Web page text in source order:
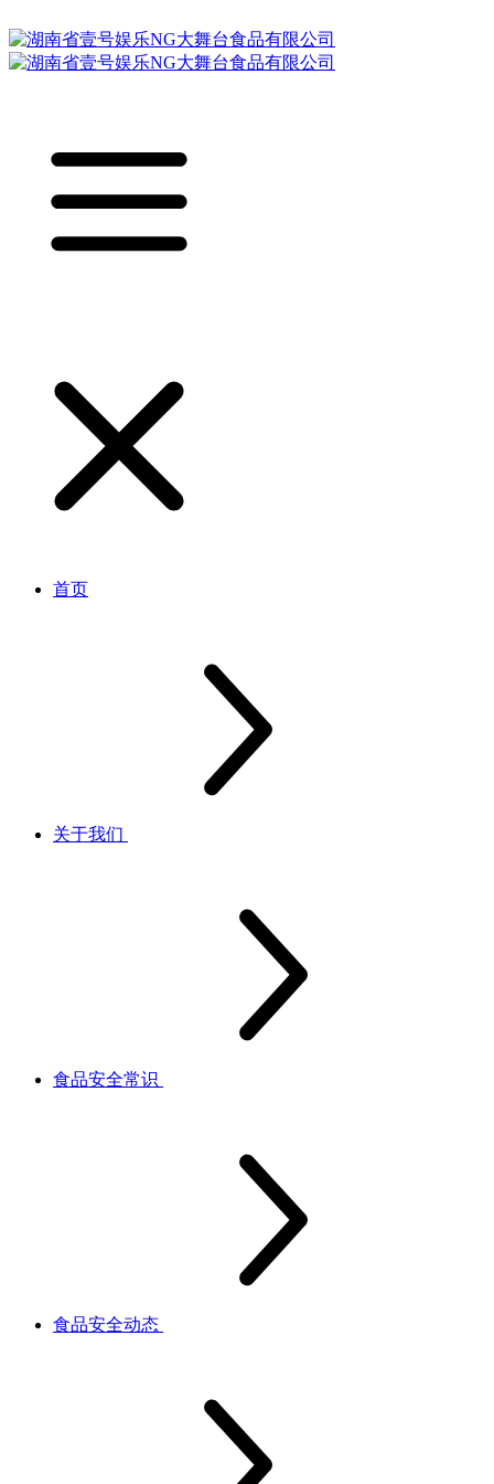
首页
关于我们
食品安全常识
食品安全动态